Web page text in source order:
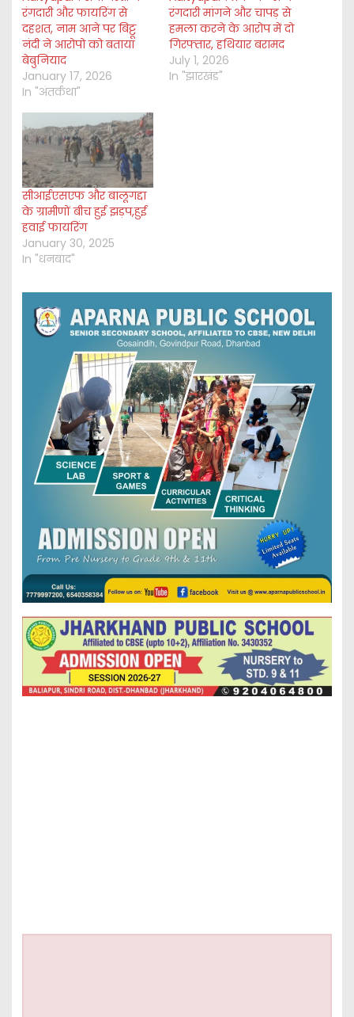
रंगदारी और फायरिंग से
दहशत, नाम आने पर बिट्टू
नंदी ने आरोपो को बताया
बेबुनियाद
January 17, 2026
In "अंतर्कथा"
रंगदारी मांगने और चापड़ से
हमला करने के आरोप में दो
गिरफ्तार, हथियार बरामद
July 1, 2026
In "झारखंड"
सीआईएसएफ और बालूगद्दा
के ग्रामीणों बीच हुई झड़प,हुई
हवाई फायरिंग
January 30, 2025
In "धनबाद"